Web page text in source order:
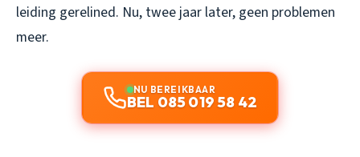
leiding gerelined. Nu, twee jaar later, geen problemen
meer.
NU BEREIKBAAR
BEL 085 019 58 42